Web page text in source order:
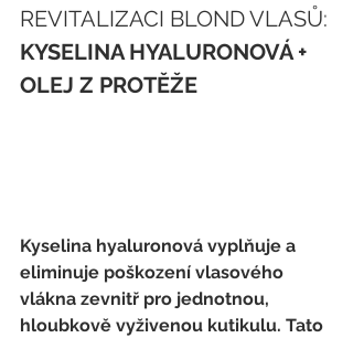
REVITALIZACI BLOND VLASŮ:
KYSELINA HYALURONOVÁ +
OLEJ Z PROTĚŽE
Kyselina hyaluronová vyplňuje a
eliminuje poškození vlasového
vlákna zevnitř pro jednotnou,
hloubkově vyživenou kutikulu. Tato